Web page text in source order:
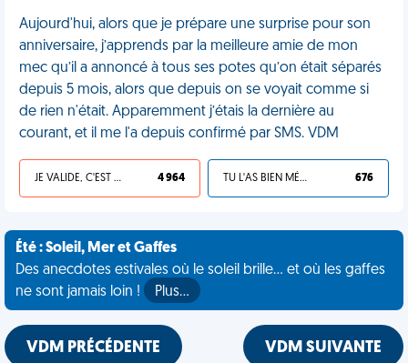
Aujourd'hui, alors que je prépare une surprise pour son
anniversaire, j’apprends par la meilleure amie de mon
mec qu’il a annoncé à tous ses potes qu’on était séparés
depuis 5 mois, alors que depuis on se voyait comme si
de rien n'était. Apparemment j’étais la dernière au
courant, et il me l'a depuis confirmé par SMS. VDM
JE VALIDE, C'EST UNE VDM 4 964 TU L'AS BIEN MÉRITÉ 676
Été : Soleil, Mer et Gaffes
Des anecdotes estivales où le soleil brille... et où les gaffes
ne sont jamais loin !
Plus…
VDM PRÉCÉDENTE VDM SUIVANTE